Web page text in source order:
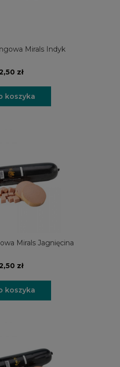
Mirals Indyk
zł
koszyka
Mirals Jagnięcina
zł
koszyka